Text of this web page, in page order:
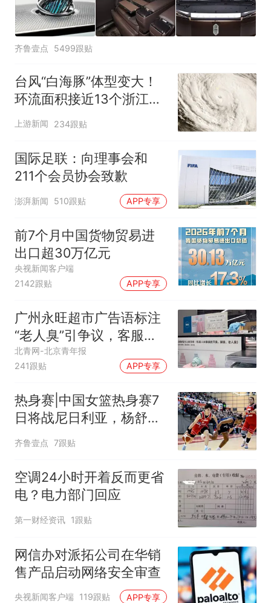
齐鲁壹点 5499跟贴
台风“白海豚”体型变大！
环流面积接近13个浙江那
么大
上游新闻 234跟贴
国际足联：向理事会和
211个会员协会致歉
澎湃新闻 510跟贴 APP专享
前7个月中国货物贸易进
出口超30万亿元
央视新闻客户端
2142跟贴
APP专享
广州永旺超市广告语标注
“老人臭”引争议，客服回
应
北青网-北京青年报
241跟贴
APP专享
热身赛|中国女篮热身赛7
日将战尼日利亚，杨舒予
有望出战
齐鲁壹点 7跟贴
空调24小时开着反而更省
电？电力部门回应
第一财经资讯 1跟贴
网信办对派拓公司在华销
售产品启动网络安全审查
央视新闻客户端 119跟贴 APP专享